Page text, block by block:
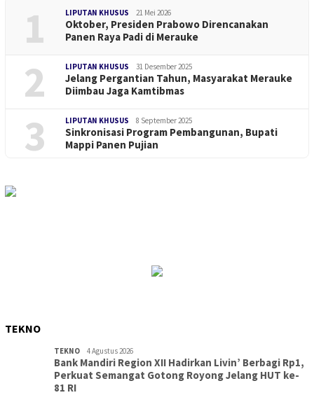
1 LIPUTAN KHUSUS 21 Mei 2026
Oktober, Presiden Prabowo Direncanakan
Panen Raya Padi di Merauke
2 LIPUTAN KHUSUS 31 Desember 2025
Jelang Pergantian Tahun, Masyarakat Merauke
Diimbau Jaga Kamtibmas
3 LIPUTAN KHUSUS 8 September 2025
Sinkronisasi Program Pembangunan, Bupati
Mappi Panen Pujian
TEKNO
TEKNO 4 Agustus 2026
Bank Mandiri Region XII Hadirkan Livin’ Berbagi Rp1,
Perkuat Semangat Gotong Royong Jelang HUT ke-
81 RI